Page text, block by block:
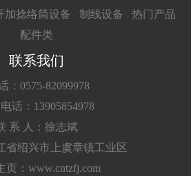
加捻络筒设备 制线设备
热门产品
配件类
联系我们
：0575-82099978
话：13905854978
系 人：徐志斌
省绍兴市上虞章镇工业区
页：www.cntzfj.com